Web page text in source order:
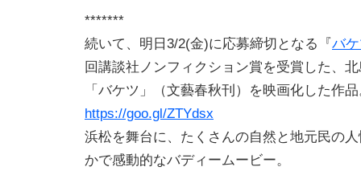
*******
続いて、明日3/2(金)に応募締切となる『バ
回講談社ノンフィクション賞を受賞した、
「バケツ」（文藝春秋刊）を映画化した作
https://goo.gl/ZTYdsx
浜松を舞台に、たくさんの自然と地元民の
かで感動的なバディームービー。